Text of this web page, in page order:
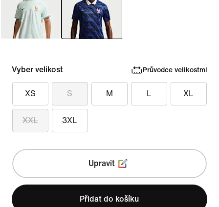
Vyber velikost Průvodce velikostmi
XS S M L XL
XXL 3XL
Upravit
Přidat do košíku